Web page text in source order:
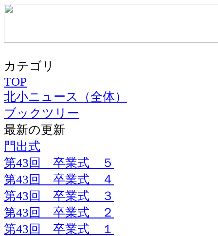
カテゴリ
TOP
北小ニュース（全体）
ブックツリー
最新の更新
門出式
第43回 卒業式 ５
第43回 卒業式 ４
第43回 卒業式 ３
第43回 卒業式 ２
第43回 卒業式 １